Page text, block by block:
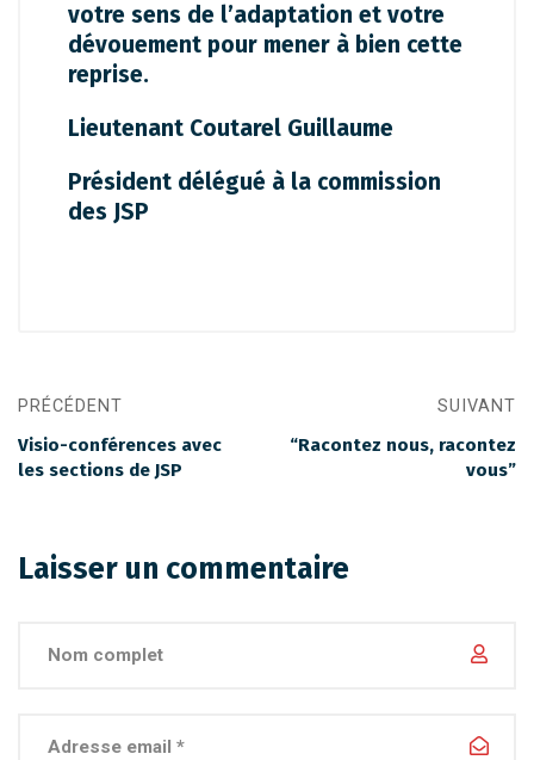
votre sens de l’adaptation et votre
dévouement pour mener à bien cette
reprise.
Lieutenant Coutarel Guillaume
Président délégué à la commission
des JSP
PRÉCÉDENT
Visio-conférences avec
les sections de JSP
SUIVANT
“Racontez nous, racontez
vous”
Laisser un commentaire